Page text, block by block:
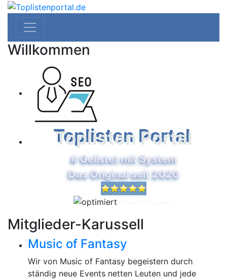
Willkommen
Toplisten Portal
# Gelistet mit System
Das Original seit 2020
Mitglieder-Karussell
Music of Fantasy
Wir von Music of Fantasy begeistern durch
ständig neue Events netten Leuten und jede